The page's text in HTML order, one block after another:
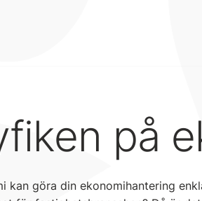
på
kan göra din ekonomihantering